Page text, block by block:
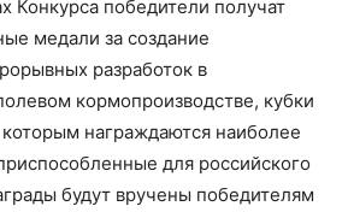
Конкурса победители получат
медали за создание
разработок в
кормопроизводстве, кубки
награждаются наиболее
для российского
будут вручены победителям